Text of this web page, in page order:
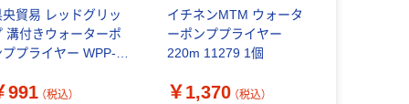
央貿易 レッドグリッ
溝付きウォーターポ
ププライヤー WPP-
991 （税込）
イチネンMTM ウォータ
ーポンププライヤー
220m 11279 1個
￥1,370 （税込）